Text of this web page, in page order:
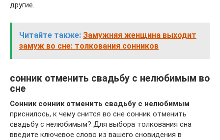
другие.
Читайте также: Замужняя женщина выходит
замуж во сне: толкования сонников
сонник отменить свадьбу с нелюбимым во
сне
Сонник сонник отменить свадьбу с нелюбимым
приснилось, к чему снится во сне сонник отменить
свадьбу с нелюбимым? Для выбора толкования сна
введите ключевое слово из вашего сновидения в